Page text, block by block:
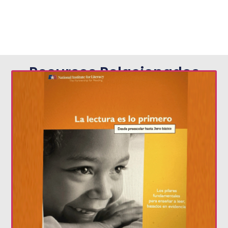
Recursos Relacionados